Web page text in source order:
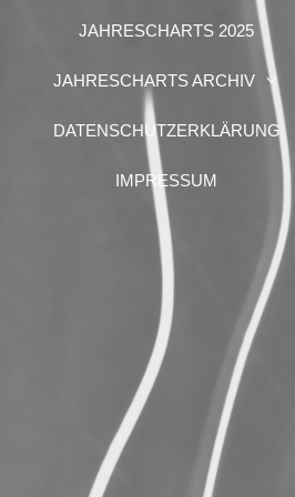
JAHRESCHARTS 2025
JAHRESCHARTS ARCHIV
DATENSCHUTZERKLÄRUNG
IMPRESSUM